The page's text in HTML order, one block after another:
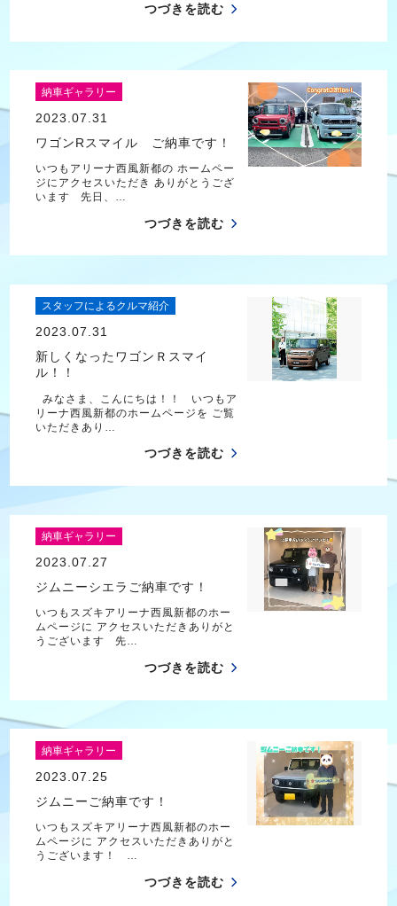
つづきを読む
納車ギャラリー
2023.07.31
ワゴンRスマイル ご納車です！
いつもアリーナ西風新都の ホームペー
ジにアクセスいただき ありがとうござ
います 先日、…
つづきを読む
スタッフによるクルマ紹介
2023.07.31
新しくなったワゴンＲスマイ
ル！！
みなさま、こんにちは！！ いつもア
リーナ西風新都のホームページを ご覧
いただきあり…
つづきを読む
納車ギャラリー
2023.07.27
ジムニーシエラご納車です！
いつもスズキアリーナ西風新都のホー
ムページに アクセスいただきありがと
うございます 先…
つづきを読む
納車ギャラリー
2023.07.25
ジムニーご納車です！
いつもスズキアリーナ西風新都のホー
ムページに アクセスいただきありがと
うございます！ …
つづきを読む